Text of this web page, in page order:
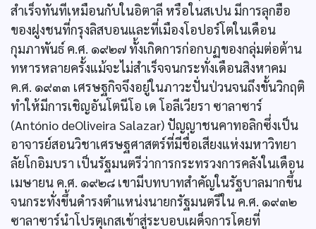
สำเร็จทันทีเหมือนกับในอิตาลี หรือในสเปน มีการลุกฮือ
ของฝูงชนที่กรุงลิสบอนและที่เมืองโอปอร์โตในเดือน
กุมภาพันธ์ ค.ศ. ๑๙๒๗ ทั้งเกิดการก่อกบฏของกลุ่มต่อต้าน
ทหารหลายครั้งแม้จะไม่สำเร็จจนกระทั่งเดือนสิงหาคม
ค.ศ. ๑๙๓๓ เศรษฐกิจจึงอยู่ในภาวะปั่นป่วนจนถึงขั้นวิกฤติ
ทำให้มีการเชิญอันโตนีโอ เด โอลีเวียรา ซาลาซาร์
(António deOliveira Salazar) ปัญญาชนคาทอลิกซึ่งเป็น
อาจารย์สอนวิชาเศรษฐศาสตร์ที่มีชื่อเสียงแห่งมหาวิทยา
ลัยโกอิมบรา เป็นรัฐมนตรีว่าการกระทรวงการคลังในเดือน
เมษายน ค.ศ. ๑๙๒๘ เขามีบทบาทสำคัญในรัฐบาลมากขึ้น
จนกระทั่งขึ้นดำรงตำแหน่งนายกรัฐมนตรีใน ค.ศ. ๑๙๓๒
ซาลาซาร์นำโปรตุเกสเข้าสู่ระบอบเผด็จการโดยที่